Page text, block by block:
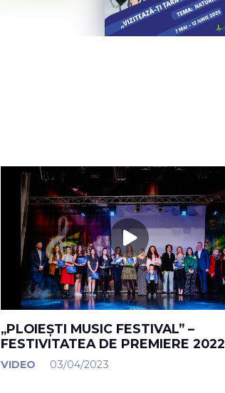
„PLOIEȘTI MUSIC FESTIVAL” –
FESTIVITATEA DE PREMIERE 2022
VIDEO 03/04/2023